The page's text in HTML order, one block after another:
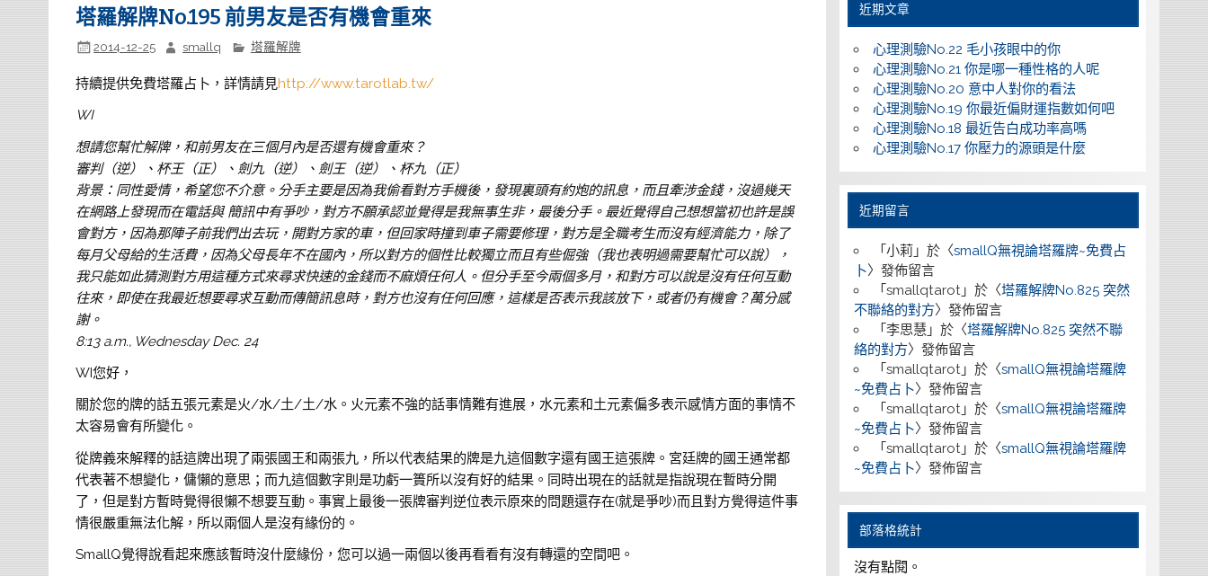
塔羅解牌No.195 前男友是否有機會重來
2014-12-25 smallq 塔羅解牌
持續提供免費塔羅占卜，詳情請見http://www.tarotlab.tw/
WI
想請您幫忙解牌，和前男友在三個月內是否還有機會重來？
審判（逆）、杯王（正）、劍九（逆）、劍王（逆）、杯九（正）
背景：同性愛情，希望您不介意。分手主要是因為我偷看對方手機後，發現裏頭有約炮的訊息，而且牽涉金錢，沒過幾天
在網路上發現而在電話與 簡訊中有爭吵，對方不願承認並覺得是我無事生非，最後分手。最近覺得自己想想當初也許是誤
會對方，因為那陣子前我們出去玩，開對方家的車，但回家時撞到車子需要修理，對方是全職考生而沒有經濟能力，除了
每月父母給的生活費，因為父母長年不在國內，所以對方的個性比較獨立而且有些倔強（我也表明過需要幫忙可以說），
我只能如此猜測對方用這種方式來尋求快速的金錢而不麻煩任何人。但分手至今兩個多月，和對方可以說是沒有任何互動
往來，即使在我最近想要尋求互動而傳簡訊息時，對方也沒有任何回應，這樣是否表示我該放下，或者仍有機會？萬分感
謝。
8:13 a.m., Wednesday Dec. 24
WI您好，
關於您的牌的話五張元素是火/水/土/土/水。火元素不強的話事情難有進展，水元素和土元素偏多表示感情方面的事情不
太容易會有所變化。
從牌義來解釋的話這牌出現了兩張國王和兩張九，所以代表結果的牌是九這個數字還有國王這張牌。宮廷牌的國王通常都
代表著不想變化，傭懶的意思；而九這個數字則是功虧一簣所以沒有好的結果。同時出現在的話就是指說現在暫時分開
了，但是對方暫時覺得很懶不想要互動。事實上最後一張牌審判逆位表示原來的問題還存在(就是爭吵)而且對方覺得這件事
情很嚴重無法化解，所以兩個人是沒有緣份的。
SmallQ覺得說看起來應該暫時沒什麼緣份，您可以過一兩個以後再看看有沒有轉還的空間吧。
近期文章
心理測驗No.22 毛小孩眼中的你
心理測驗No.21 你是哪一種性格的人呢
心理測驗No.20 意中人對你的看法
心理測驗No.19 你最近偏財運指數如何吧
心理測驗No.18 最近告白成功率高嗎
心理測驗No.17 你壓力的源頭是什麼
近期留言
「 小莉」於〈smallQ無視論塔羅牌~免費占
卜〉發佈留言
「 smallqtarot」於〈塔羅解牌No.825 突然
不聯絡的對方〉發佈留言
「 李思慧」於〈塔羅解牌No.825 突然不聯
絡的對方〉發佈留言
「 smallqtarot」於〈smallQ無視論塔羅牌
~免費占卜〉發佈留言
「 smallqtarot」於〈smallQ無視論塔羅牌
~免費占卜〉發佈留言
「 smallqtarot」於〈smallQ無視論塔羅牌
~免費占卜〉發佈留言
部落格統計
沒有點閱。